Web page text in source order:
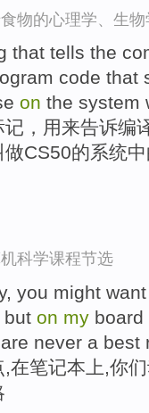
物的心理学、生
that tells the
code that
on the system
记，用来告诉编
做CS50的系统
科学课程节选
you might
but on my
never a best
,在笔记本上,你